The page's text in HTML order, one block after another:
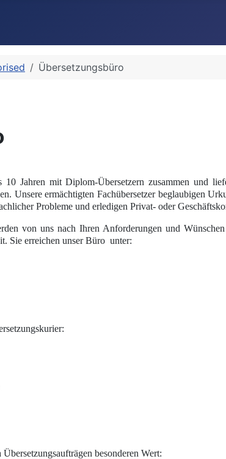
Übersetzungsbüro
10 Jahren mit Diplom-Übersetzern zusammen und
Unsere ermächtigten Fachübersetzer beglaubigen
Probleme und erledigen Privat- oder
von uns nach Ihren Anforderungen und
Sie erreichen unser Büro unter:
besonderen Wert: